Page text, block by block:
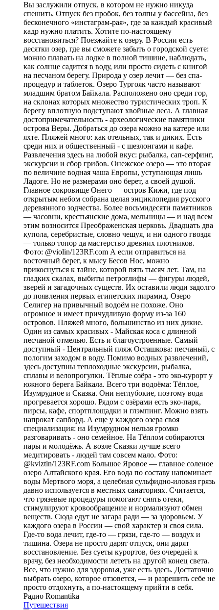
Вы заслужили отпуск, в котором не нужно никуда
спешить. Отпуск без пробок, без толпы у бассейна, без
бесконечного «инстаграм-рая», где за каждый красивый
кадр нужно платить. Хотите по-настоящему
восстановиться? Поезжайте к озеру. В России есть
десятки озер, где вы сможете забыть о городской суете:
можно плавать на лодке в полной тишине, наблюдать,
как солнце садится в воду, или просто сидеть с книгой
на песчаном берегу. Природа у озер лечит — без спа-
процедур и таблеток. Озеро Тургояк часто называют
младшим братом Байкала. Расположено оно среди гор,
на склонах которых множество туристических троп. К
берегу вплотную подступают хвойные леса. А главная
достопримечательность - археологические памятники
острова Веры. Добраться до озера можно на катере или
яхте. Пляжей много: как отельных, так и диких. Есть
среди них и общественный - с шезлонгами и кафе.
Развлечения здесь на любой вкус: рыбалка, сап-серфинг,
экскурсии и сбор грибов. Онежское озеро — это вторая
по величине водная чаша Европы, уступающая лишь
Ладоге. Но не размерами оно берет, а своей душой.
Главное сокровище Онего — остров Кижи, где под
открытым небом собрана целая энциклопедия русского
деревянного зодчества. Более восьмидесяти памятников
— часовни, крестьянские дома, мельницы — и над всем
этим возносится Преображенская церковь. Двадцать два
купола, серебристые, словно чешуя, и ни одного гвоздя
— только топор да мастерство древних плотников.
Фото: @violin/123RF.com А если отправиться на
восточный берег, к мысу Бесов Нос, можно
прикоснуться к тайне, которой пять тысяч лет. Там, на
гладких скалах, выбиты петроглифы — фигуры людей,
зверей и загадочных существ. Их оставили люди задолго
до появления первых египетских пирамид. Озеро
Селигер на привычный водоём не похоже. Оно
огромное и имеет причудливую форму из-за 160
островов. Пляжей много, большинство из них дикие.
Один из самых красивых - Майская коса с длинной
песчаной отмелью. Есть и благоустроенные. Самый
доступный - Центральный пляж Осташкова: песчаный, с
пологим заходом в воду. Помимо водных развлечений,
здесь доступны теплоходные экскурсии, рыбалка,
сплавы и велопрогулки. Тёплые озёра - это эко-курорт у
южного берега Байкала. Всего три водоёма: Тёплое,
Изумрудное и Сказка. Они неглубокие, поэтому вода
прогревается хорошо. Рядом с озёрами есть эко-парк,
пирсы, кафе, спортплощадки и глэмпинг. Можно взять
напрокат сапборд. А еще у каждого озера своя
специализация: на Изумрудном нельзя громко
разговаривать - оно семейное. На Тёплом собираются
пары и молодёжь. А возле Сказки лучше всего
медитировать - людей там совсем мало. Фото:
@kviztln/123RF.com Большое Яровое — главное соленое
озеро Алтайского края. Его вода по составу напоминает
воды Мертвого моря, а целебная сульфидно-иловая грязь
давно используется в местных санаториях. Считается,
что грязевые процедуры помогают снять отеки,
стимулируют кровообращение и нормализуют обмен
веществ. Сюда едут не загара ради — за здоровьем. У
каждого озера в России — свой характер и своя сила.
Где-то вода лечит, где-то — грязи, где-то — воздух и
тишина. Озера не просто дарят отпуск, они дарят
восстановление. Без суеты курортов, без очередей к
врачу, без необходимости лететь на другой конец света.
Все, что нужно для здоровья, уже есть здесь. Достаточно
выбрать озеро, которое отзовется, — и разрешить себе не
просто отдохнуть, а по-настоящему прийти в себя.
Радио Romantika
Путешествия